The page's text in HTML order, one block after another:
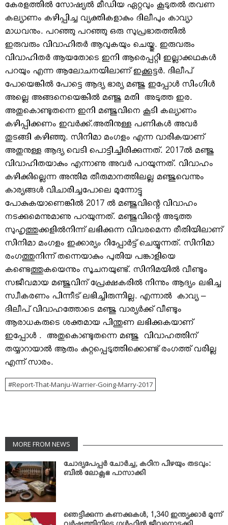
കേരളത്തില്‍ സോഷ്യല്‍ മീഡിയ ഏറ്റവും കൂടുതല്‍ തവണ
കല്യാണം കഴിപ്പിച്ച വ്യക്തികളാകും ദിലീപും കാവ്യാ
മാധവനും. പറഞ്ഞു പറഞ്ഞു ഒരു സുപ്രഭാതത്തില്‍
ഇരുവരും വിവാഹിതര്‍ ആവുകയും ചെയ്തു. ഇരുവരും
വിവാഹിതര്‍ ആയതോടെ ഇനി ആരെപ്പറ്റി ഇല്ലാക്കഥകള്‍
പറയും എന്ന ആലോചനയിലാണ് ഇക്കൂട്ടര്‍. ദിലീപ്
പോയെങ്കില്‍ പോട്ടെ ആദ്യ ഭാര്യ മഞ്ജു ഇപ്പോള്‍ സിംഗിള്‍
അല്ലെ അങ്ങനെയെങ്കില്‍ മഞ്ജു മതി അടുത്ത ഇര.
അതുകൊണ്ടുതന്നെ ഇനി മഞ്ജുവിനെ കൂടി കല്യാണം
കഴിപ്പിക്കണം ഇവര്‍ക്ക്.അതിനുള്ള പണികള്‍ അവര്‍
തുടങ്ങി കഴിഞ്ഞു. സിനിമാ മംഗളം എന്ന വാരികയാണ്
അതുനുള്ള ആദ്യ വെടി പൊട്ടിച്ചിരിക്കുന്നത്. 2017ല്‍ മഞ്ജു
വിവാഹിതയാകും എന്നാണു അവര്‍ പറയുന്നത്. വിവാഹം
കഴിക്കില്ലെന്ന അന്തിമ തീരുമാനത്തിലല്ല മഞ്ജുവെന്നും
കാര്യങ്ങള്‍ വിചാരിച്ചപോലെ മുന്നോട്ടു
പോകുകയാണെങ്കില്‍ 2017 ല്‍ മഞ്ജുവിന്റെ വിവാഹം
നടക്കുമെന്നുമാണു പറയുന്നത്. മഞ്ജുവിന്റെ അടുത്ത
സുഹൃത്തുക്കളില്‍നിന്ന് ലഭിക്കുന്ന വിവരമെന്ന രീതിയിലാണ്
സിനിമാ മംഗളം ഇക്കാര്യം റിപ്പോര്‍ട്ട് ചെയ്യുന്നത്. സിനിമാ
രംഗത്തുനിന്ന് തന്നെയാകും പുതിയ പങ്കാളിയെ
കണ്ടെത്തുകയെന്നും സൂചനയുണ്ട്. സിനിമയില്‍ വീണ്ടും
സജീവമായ മഞ്ജുവിന് പ്രേക്ഷകരില്‍ നിന്നും ആദ്യം ലഭിച്ച
സ്വീകരണം പിന്നീട് ലഭിച്ചിരുന്നില്ല. എന്നാല്‍ കാവ്യ –
ദിലീപ് വിവാഹത്തോടെ മഞ്ജു വാര്യര്‍ക്ക് വീണ്ടും
ആരാധകരുടെ ശക്തമായ പിന്തുണ ലഭിക്കുകയാണ്
ഇപ്പോള്‍ . അതുകൊണ്ടുതന്നെ മഞ്ജു വിവാഹത്തിന്
തയ്യാറായാല്‍ ആരും കുറ്റപ്പെടുത്തിക്കൊണ്ട് രംഗത്ത് വരില്ല
എന്ന് സാരം.
Report-That-Manju-Warrier-Going-Marry-2017
MORE FROM NEWS
ചോദ്യപേപ്പര്‍ ചോര്‍ച്ച; കഠിന പിഴയും തടവും:
ബില്‍ ലോക്സഭ പാസാക്കി
ഞെട്ടിക്കുന്ന കണക്കുകള്‍; 1,340 ഇന്ത്യക്കാര്‍ മൂന്ന്